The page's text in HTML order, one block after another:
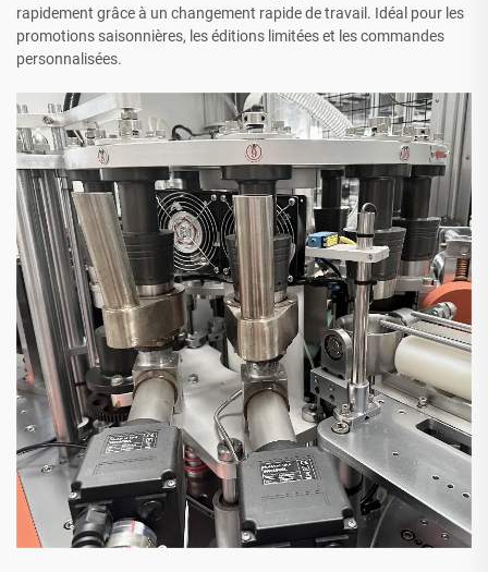
rapidement grâce à un changement rapide de travail. Idéal pour les
promotions saisonnières, les éditions limitées et les commandes
personnalisées.